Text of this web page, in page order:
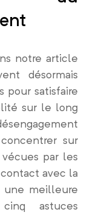
notre article
désormais
pour satisfaire
sur le long
sur
vécues par les
avec la
une meilleure
astuces